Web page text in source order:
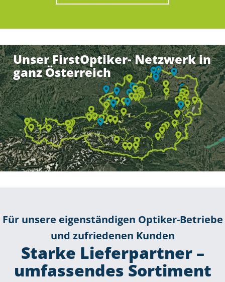
Unser FirstOptiker- Netzwerk in
ganz Österreich
Für unsere eigenständigen Optiker-Betriebe
und zufriedenen Kunden
Starke Lieferpartner –
umfassendes Sortiment